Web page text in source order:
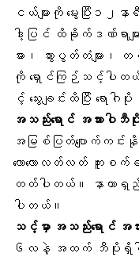
ငယ်များကို မွေးပြီး၁
ဒါ့ပြင် ထိခိုက်ဒဏ်ရာ
ဓား၊ သွားပွတ်တံများ၊
ကို ရှောင်ကြဉ်သင့်ပါတ
င့် သွေးချင်းထိပြီး ရော
အသည်းရောင် အသားဝါ
အမြစ်ပြတ်ပျောက်ကင်း
လောလောလတ်လတ် ကူးစက်ခံ
တတ်ပါတယ်။ နာတာရှည်ဖြ
ပါတယ်။
သင့်မှာ အသည်းရောင်
၆လနဲ့ အထက် ဘီပိုးရှိပါ